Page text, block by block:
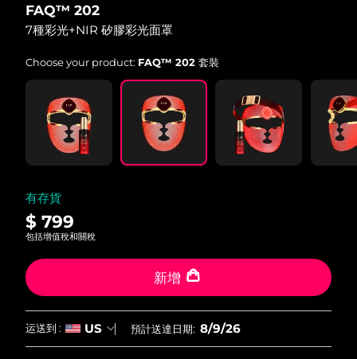
of
5
stars,
rating
Read
Reviews.
Same
page
FAQ™ 202
7種彩光+NIR 矽膠彩光面罩
Choose your product: FAQ™ 202 套裝
有存貨
$ 799
包括增值稅和關稅
新增
运送到 : US 預計送達日期: 8/9/26